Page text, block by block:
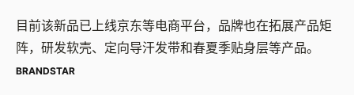
目前该新品已上线京东等电商平台，品牌也在拓展产品矩
阵，研发软壳、定向导汗发带和春夏季贴身层等产品。
BRANDSTAR